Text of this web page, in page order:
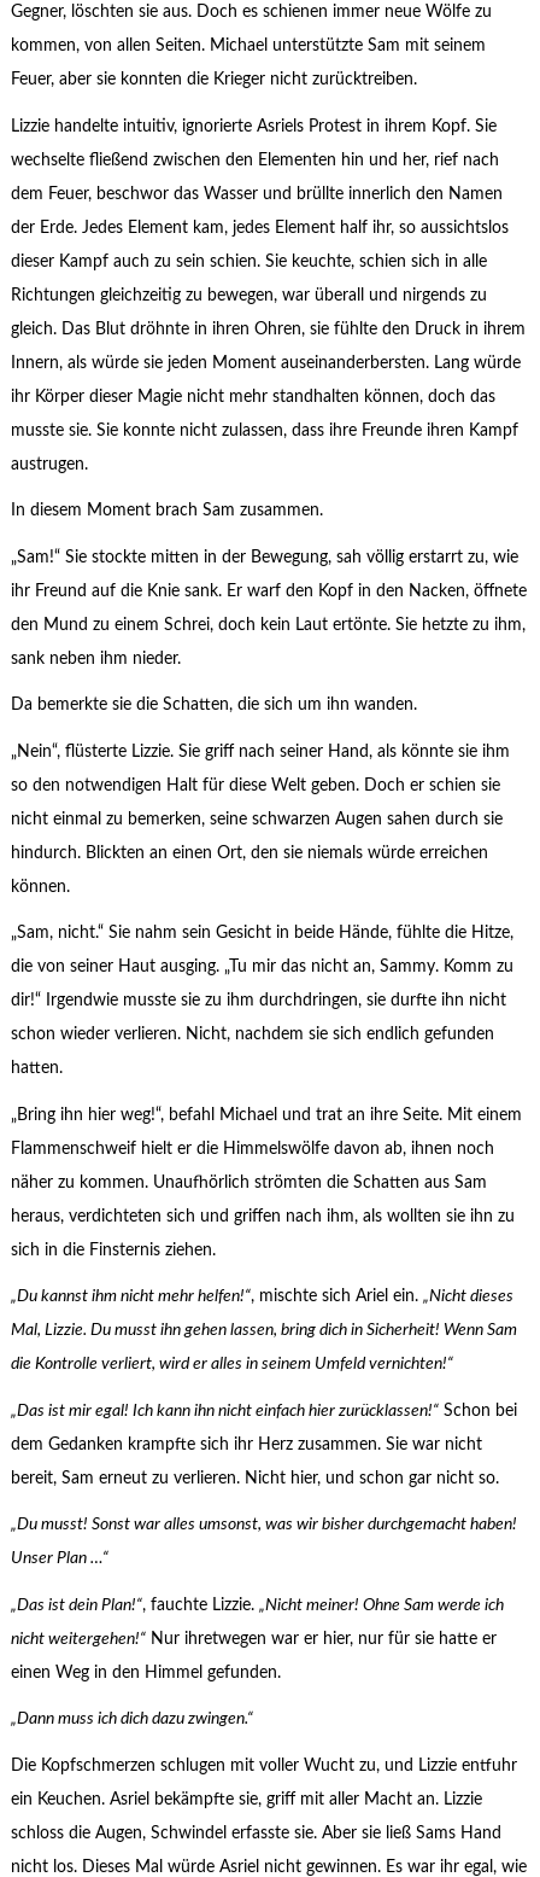
Gegner, löschten sie aus. Doch es schienen immer neue Wölfe zu
kommen, von allen Seiten. Michael unterstützte Sam mit seinem
Feuer, aber sie konnten die Krieger nicht zurücktreiben.
Lizzie handelte intuitiv, ignorierte Asriels Protest in ihrem Kopf. Sie
wechselte fließend zwischen den Elementen hin und her, rief nach
dem Feuer, beschwor das Wasser und brüllte innerlich den Namen
der Erde. Jedes Element kam, jedes Element half ihr, so aussichtslos
dieser Kampf auch zu sein schien. Sie keuchte, schien sich in alle
Richtungen gleichzeitig zu bewegen, war überall und nirgends zu
gleich. Das Blut dröhnte in ihren Ohren, sie fühlte den Druck in ihrem
Innern, als würde sie jeden Moment auseinanderbersten. Lang würde
ihr Körper dieser Magie nicht mehr standhalten können, doch das
musste sie. Sie konnte nicht zulassen, dass ihre Freunde ihren Kampf
austrugen.
In diesem Moment brach Sam zusammen.
„Sam!“ Sie stockte mitten in der Bewegung, sah völlig erstarrt zu, wie
ihr Freund auf die Knie sank. Er warf den Kopf in den Nacken, öffnete
den Mund zu einem Schrei, doch kein Laut ertönte. Sie hetzte zu ihm,
sank neben ihm nieder.
Da bemerkte sie die Schatten, die sich um ihn wanden.
„Nein“, flüsterte Lizzie. Sie griff nach seiner Hand, als könnte sie ihm
so den notwendigen Halt für diese Welt geben. Doch er schien sie
nicht einmal zu bemerken, seine schwarzen Augen sahen durch sie
hindurch. Blickten an einen Ort, den sie niemals würde erreichen
können.
„Sam, nicht.“ Sie nahm sein Gesicht in beide Hände, fühlte die Hitze,
die von seiner Haut ausging. „Tu mir das nicht an, Sammy. Komm zu
dir!“ Irgendwie musste sie zu ihm durchdringen, sie durfte ihn nicht
schon wieder verlieren. Nicht, nachdem sie sich endlich gefunden
hatten.
„Bring ihn hier weg!“, befahl Michael und trat an ihre Seite. Mit einem
Flammenschweif hielt er die Himmelswölfe davon ab, ihnen noch
näher zu kommen. Unaufhörlich strömten die Schatten aus Sam
heraus, verdichteten sich und griffen nach ihm, als wollten sie ihn zu
sich in die Finsternis ziehen.
„Du kannst ihm nicht mehr helfen!“, mischte sich Ariel ein. „Nicht dieses
Mal, Lizzie. Du musst ihn gehen lassen, bring dich in Sicherheit! Wenn Sam
die Kontrolle verliert, wird er alles in seinem Umfeld vernichten!“
„Das ist mir egal! Ich kann ihn nicht einfach hier zurücklassen!“Schon bei
dem Gedanken krampfte sich ihr Herz zusammen. Sie war nicht
bereit, Sam erneut zu verlieren. Nicht hier, und schon gar nicht so.
„Du musst! Sonst war alles umsonst, was wir bisher durchgemacht haben!
Unser Plan …“
„Das ist dein Plan!“, fauchte Lizzie. „Nicht meiner! Ohne Sam werde ich
nicht weitergehen!“Nur ihretwegen war er hier, nur für sie hatte er
einen Weg in den Himmel gefunden.
„Dann muss ich dich dazu zwingen.“
Die Kopfschmerzen schlugen mit voller Wucht zu, und Lizzie entfuhr
ein Keuchen. Asriel bekämpfte sie, griff mit aller Macht an. Lizzie
schloss die Augen, Schwindel erfasste sie. Aber sie ließ Sams Hand
nicht los. Dieses Mal würde Asriel nicht gewinnen. Es war ihr egal, wie